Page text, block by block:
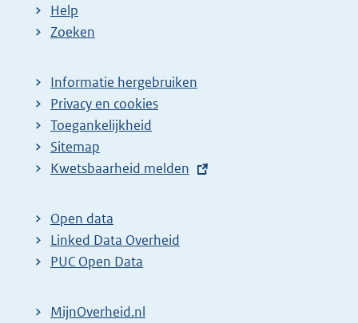
Help
Zoeken
Informatie hergebruiken
Privacy en cookies
Toegankelijkheid
Sitemap
E
t
e
r
l
Kwetsbaarheid melden
Open data
Linked Data Overheid
PUC Open Data
MijnOverheid.nl